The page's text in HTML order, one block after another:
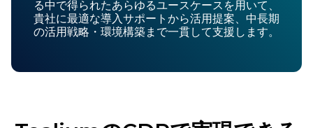
る中で得られたあらゆるユースケースを用いて、
貴社に最適な導入サポートから活用提案、中長期
の活用戦略・環境構築まで一貫して支援します。